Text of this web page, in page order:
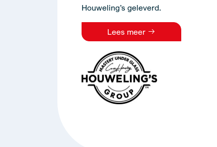
Houweling’s geleverd.
Lees meer